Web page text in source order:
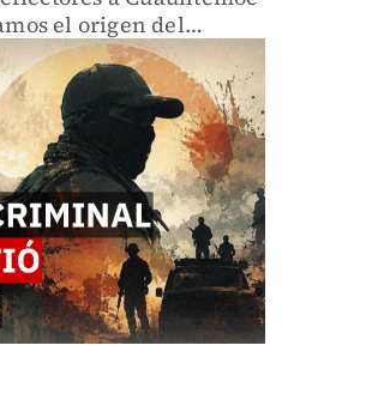
el origen del
la trayectoria de su
relación con el